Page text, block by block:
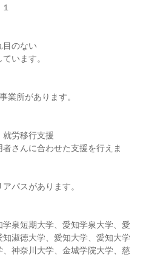
目のない
います。
業所があります。
就労移行支援
さんに合わせた支援を行えま
パスがあります。
泉短期大学、愛知学泉大学、愛
淑徳大学、愛知大学、愛知大学
神奈川大学、金城学院大学、慈